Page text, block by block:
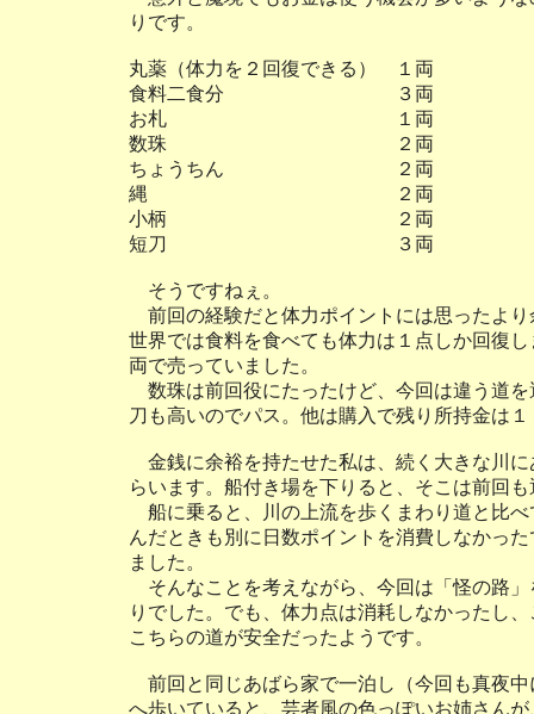
りです。
丸薬（体力を２回復できる） １両
食料二食分 ３両
お札 １両
数珠 ２両
ちょうちん ２両
縄 ２両
小柄 ２両
短刀 ３両
そうですねぇ。
前回の経験だと体力ポイントには思ったよ
世界では食料を食べても体力は１点しか回復
両で売っていました。
数珠は前回役にたったけど、今回は違う道
刀も高いのでパス。他は購入で残り所持金は
金銭に余裕を持たせた私は、続く大きな川
らいます。船付き場を下りると、そこは前回
船に乗ると、川の上流を歩くまわり道と比
んだときも別に日数ポイントを消費しなかっ
ました。
そんなことを考えながら、今回は「怪の路
りでした。でも、体力点は消耗しなかったし
こちらの道が安全だったようです。
前回と同じあばら家で一泊し（今回も真夜
へ歩いていると、芸者風の色っぽいお姉さん